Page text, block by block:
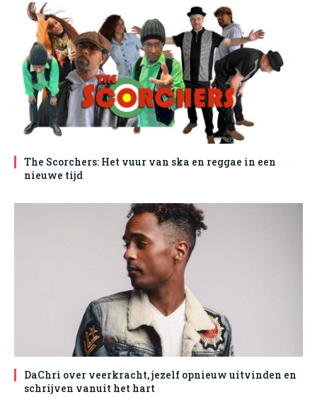
The Scorchers: Het vuur van ska en reggae in een
nieuwe tijd
DaChri over veerkracht, jezelf opnieuw uitvinden en
schrijven vanuit het hart